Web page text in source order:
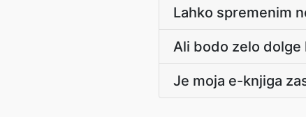
Lahko spremenim
Ali bodo zelo
Je moja e-knjiga